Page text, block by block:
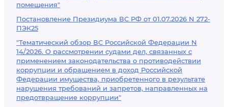
помещения"
Постановление Президиума ВС РФ от 01.07.2026 N 272-
ПЭК25
"Тематический обзор ВС Российской Федерации N
14/2026. О рассмотрении судами дел, связанных с
применением законодательства о противодействии
коррупции и обращением в доход Российской
Федерации имущества, приобретенного в результате
нарушения требований и запретов, направленных на
предотвращение коррупции"